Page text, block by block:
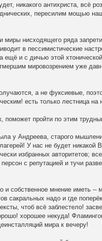
никакого антихриста, всё
пересилим мощью
миры нисходящего ряда
в пессимистические
ещё и с дичью этой
мировозрением уже
а не фуксиевые,
есть только лестница на
поможет пройти по этим
у Андреева, старого
У нас не будет никакой
избранных авторитетов;
с репутацией и тучи
и собственное мнение иметь --
сакральных надо и где
чтоб всё заблестело!
хорошее некуда!
мира к вечеру!